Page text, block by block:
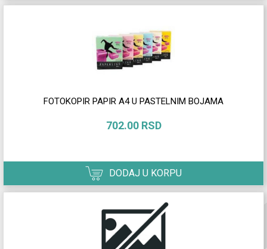
FOTOKOPIR PAPIR A4 U PASTELNIM BOJAMA
702.00 RSD
DODAJ U KORPU